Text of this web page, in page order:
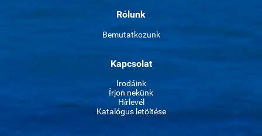
Rólunk
Bemutatkozunk
Kapcsolat
Irodáink
Írjon nekünk
Hírlevél
Katalógus letöltése